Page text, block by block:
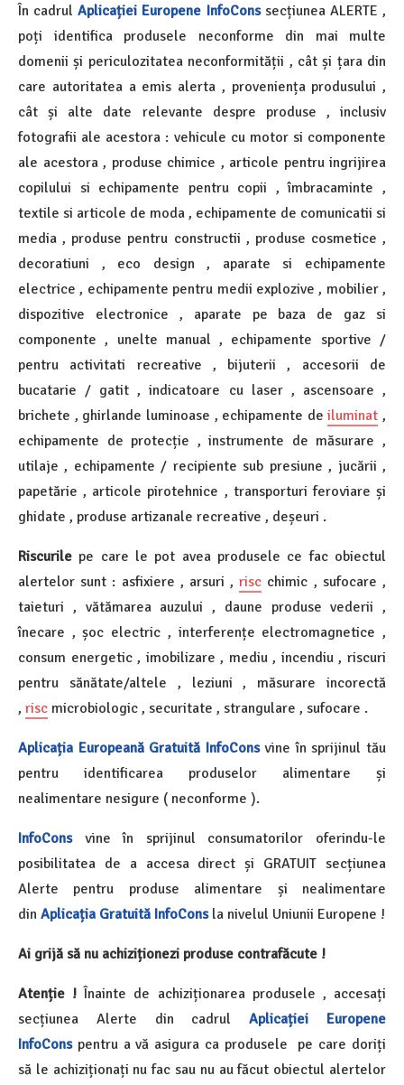
În cadrul Aplicației Europene InfoCons secțiunea ALERTE ,
poți identifica produsele neconforme din mai multe
domenii și periculozitatea neconformității , cât și țara din
care autoritatea a emis alerta , proveniența produsului ,
cât și alte date relevante despre produse , inclusiv
fotografii ale acestora : vehicule cu motor si componente
ale acestora , produse chimice , articole pentru ingrijirea
copilului si echipamente pentru copii , îmbracaminte ,
textile si articole de moda , echipamente de comunicatii si
media , produse pentru constructii , produse cosmetice ,
decoratiuni , eco design , aparate si echipamente
electrice , echipamente pentru medii explozive , mobilier ,
dispozitive electronice , aparate pe baza de gaz si
componente , unelte manual , echipamente sportive /
pentru activitati recreative , bijuterii , accesorii de
bucatarie / gatit , indicatoare cu laser , ascensoare ,
brichete , ghirlande luminoase , echipamente de iluminat ,
echipamente de protecție , instrumente de măsurare ,
utilaje , echipamente / recipiente sub presiune , jucării ,
papetărie , articole pirotehnice , transporturi feroviare și
ghidate , produse artizanale recreative , deșeuri .
Riscurile pe care le pot avea produsele ce fac obiectul
alertelor sunt : asfixiere , arsuri , risc chimic , sufocare ,
taieturi , vătămarea auzului , daune produse vederii ,
înecare , șoc electric , interferențe electromagnetice ,
consum energetic , imobilizare , mediu , incendiu , riscuri
pentru sănătate/altele , leziuni , măsurare incorectă
, risc microbiologic , securitate , strangulare , sufocare .
Aplicația Europeană Gratuită InfoConsvine în sprijinul tău
pentru identificarea produselor alimentare și
nealimentare nesigure ( neconforme ).
InfoConsvine în sprijinul consumatorilor oferindu-le
posibilitatea de a accesa direct și GRATUIT secțiunea
Alerte pentru produse alimentare și nealimentare
din Aplicația Gratuită InfoConsla nivelul Uniunii Europene !
Ai grijă să nu achiziționezi produse contrafăcute !
Atenție ! Înainte de achiziționarea produsele , accesați
secțiunea Alerte din cadrulAplicației Europene
InfoConspentru a vă asigura ca produsele pe care doriți
să le achiziționați nu fac sau nu au făcut obiectul alertelor